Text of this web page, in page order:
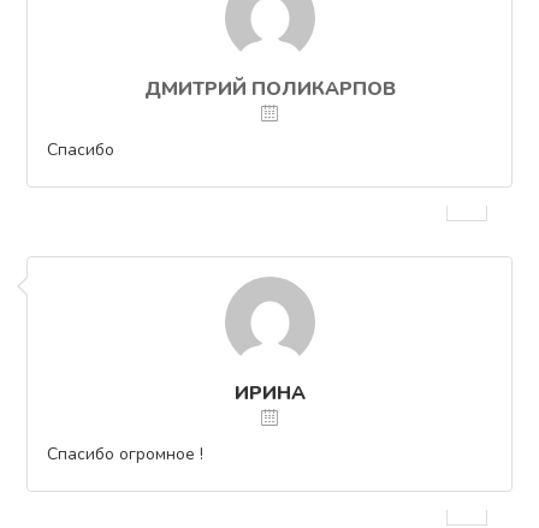
ДМИТРИЙ ПОЛИКАРПОВ
Спасибо
ИРИНА
Спасибо огромное !